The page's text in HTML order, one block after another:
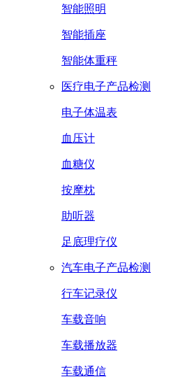
智能照明
智能插座
智能体重秤
医疗电子产品检测
电子体温表
血压计
血糖仪
按摩枕
助听器
足底理疗仪
汽车电子产品检测
行车记录仪
车载音响
车载播放器
车载通信